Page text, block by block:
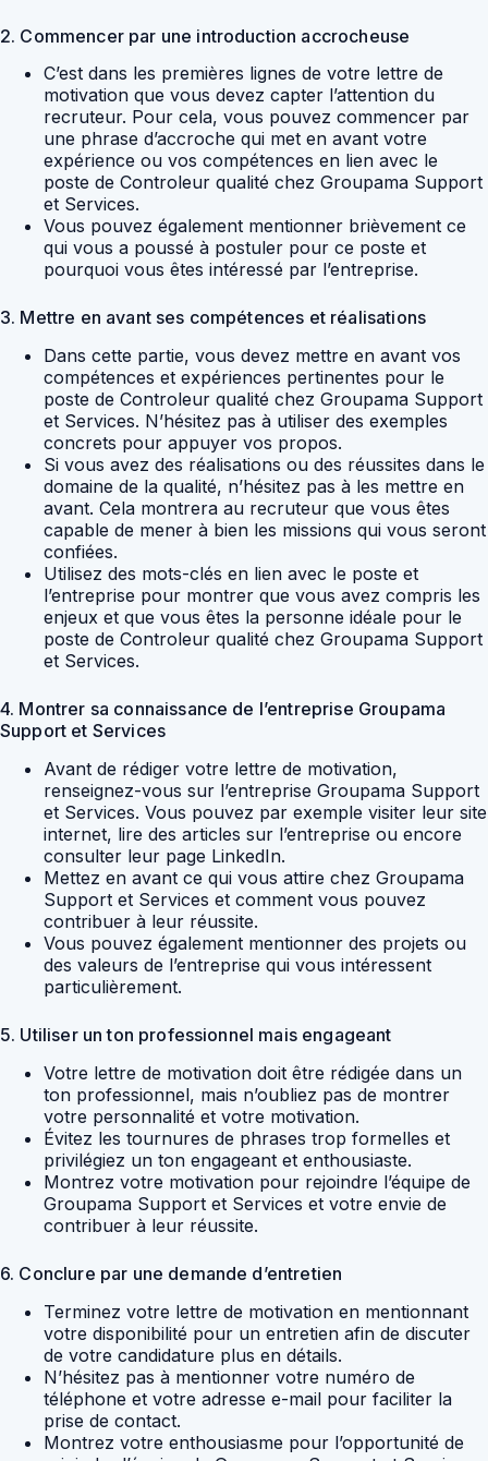
2. Commencer par une introduction accrocheuse
C’est dans les premières lignes de votre lettre de
motivation que vous devez capter l’attention du
recruteur. Pour cela, vous pouvez commencer par
une phrase d’accroche qui met en avant votre
expérience ou vos compétences en lien avec le
poste de Controleur qualité chez Groupama Support
et Services.
Vous pouvez également mentionner brièvement ce
qui vous a poussé à postuler pour ce poste et
pourquoi vous êtes intéressé par l’entreprise.
3. Mettre en avant ses compétences et réalisations
Dans cette partie, vous devez mettre en avant vos
compétences et expériences pertinentes pour le
poste de Controleur qualité chez Groupama Support
et Services. N’hésitez pas à utiliser des exemples
concrets pour appuyer vos propos.
Si vous avez des réalisations ou des réussites dans le
domaine de la qualité, n’hésitez pas à les mettre en
avant. Cela montrera au recruteur que vous êtes
capable de mener à bien les missions qui vous seront
confiées.
Utilisez des mots-clés en lien avec le poste et
l’entreprise pour montrer que vous avez compris les
enjeux et que vous êtes la personne idéale pour le
poste de Controleur qualité chez Groupama Support
et Services.
4. Montrer sa connaissance de l’entreprise Groupama
Support et Services
Avant de rédiger votre lettre de motivation,
renseignez-vous sur l’entreprise Groupama Support
et Services. Vous pouvez par exemple visiter leur site
internet, lire des articles sur l’entreprise ou encore
consulter leur page LinkedIn.
Mettez en avant ce qui vous attire chez Groupama
Support et Services et comment vous pouvez
contribuer à leur réussite.
Vous pouvez également mentionner des projets ou
des valeurs de l’entreprise qui vous intéressent
particulièrement.
5. Utiliser un ton professionnel mais engageant
Votre lettre de motivation doit être rédigée dans un
ton professionnel, mais n’oubliez pas de montrer
votre personnalité et votre motivation.
Évitez les tournures de phrases trop formelles et
privilégiez un ton engageant et enthousiaste.
Montrez votre motivation pour rejoindre l’équipe de
Groupama Support et Services et votre envie de
contribuer à leur réussite.
6. Conclure par une demande d’entretien
Terminez votre lettre de motivation en mentionnant
votre disponibilité pour un entretien afin de discuter
de votre candidature plus en détails.
N’hésitez pas à mentionner votre numéro de
téléphone et votre adresse e-mail pour faciliter la
prise de contact.
Montrez votre enthousiasme pour l’opportunité de